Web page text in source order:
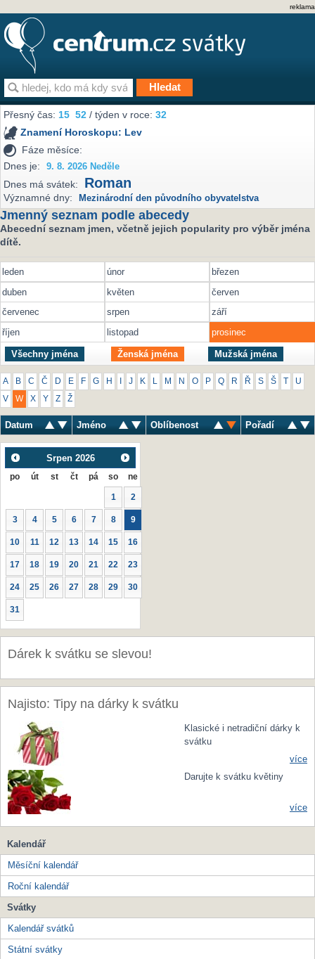
reklama
Přesný čas:15 52 / týden v roce:32
Znamení Horoskopu: Lev
Fáze měsíce:
Dnes je:
9. 8. 2026 Neděle
Dnes má svátek: Roman
Významné dny: Mezinárodní den původního obyvatelstva
Jmenný seznam podle abecedy
Abecední seznam jmen, včetně jejich popularity pro výběr jména
dítě.
leden únor
březen
duben
květen
červen
červenec
srpen
září
říjen
listopad prosinec
Všechny jména Ženská jména Mužská jména
A B C Č D E F G H J K M N O P Q R Ř S Š U
V W X Y Z Ž
Datum Jméno Oblíbenost Pořadí
Srpen 2026
po út st čt pá so ne
1 2
3 4 5 6 7 8 9
10 11 12 13 14 15 16
17 18 19 20 21 22 23
24 25 26 27 28 29 30
31
Dárek k svátku se slevou!
Najisto: Tipy na dárky k svátku
Klasické i netradiční dárky k
svátku
více
Darujte k svátku květiny
více
Kalendář
Měsíční kalendář
Roční kalendář
Svátky
Kalendář svátků
Státní svátky